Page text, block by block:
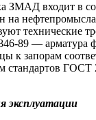
ЗМАД входит в
на
технические
89 — арматура
к запорам
стандартов ГОСТ
эксплуатации